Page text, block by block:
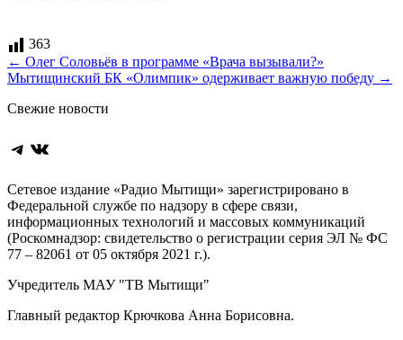
363
Навигация
по
записям
← Олег Соловьёв в программе «Врача вызывали?»
Мытищинский БК «Олимпик» одерживает важную победу →
Свежие новости
Telegram
ВКонтакте
Сетевое издание «Радио Мытищи» зарегистрировано в
Федеральной службе по надзору в сфере связи,
информационных технологий и массовых коммуникаций
(Роскомнадзор: свидетельство о регистрации серия ЭЛ № ФС
77 – 82061 от 05 октября 2021 г.).
Учредитель МАУ "ТВ Мытищи"
Главный редактор Крючкова Анна Борисовна.